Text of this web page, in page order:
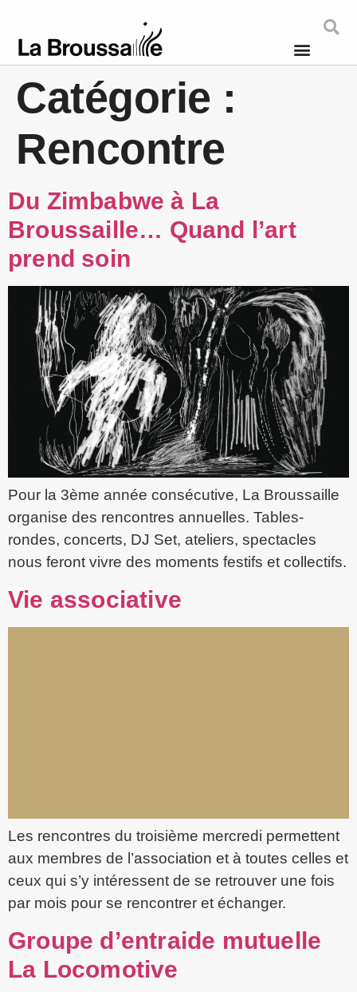
Catégorie :
Rencontre
Du Zimbabwe à La
Broussaille… Quand l’art
prend soin
Pour la 3ème année consécutive, La Broussaille
organise des rencontres annuelles. Tables-
rondes, concerts, DJ Set, ateliers, spectacles
nous feront vivre des moments festifs et collectifs.
Vie associative
Les rencontres du troisième mercredi permettent
aux membres de l’association et à toutes celles et
ceux qui s’y intéressent de se retrouver une fois
par mois pour se rencontrer et échanger.
Groupe d’entraide mutuelle
La Locomotive